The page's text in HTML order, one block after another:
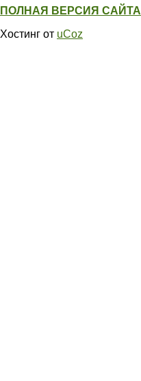
ПОЛНАЯ ВЕРСИЯ САЙТА
Хостинг от uCoz